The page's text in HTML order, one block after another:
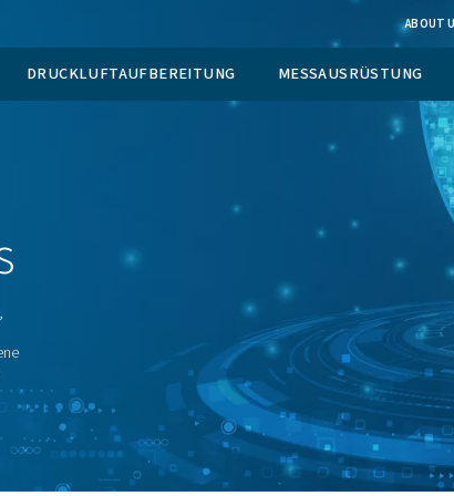
erheben,
Daten wir
Sie als betroffene
und Ihnen die